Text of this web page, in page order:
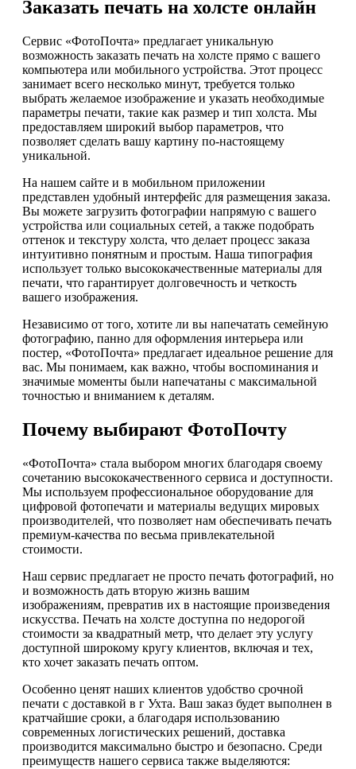
Заказать печать на холсте онлайн
Сервис «ФотоПочта» предлагает уникальную
возможность заказать печать на холсте прямо с вашего
компьютера или мобильного устройства. Этот процесс
занимает всего несколько минут, требуется только
выбрать желаемое изображение и указать необходимые
параметры печати, такие как размер и тип холста. Мы
предоставляем широкий выбор параметров, что
позволяет сделать вашу картину по-настоящему
уникальной.
На нашем сайте и в мобильном приложении
представлен удобный интерфейс для размещения заказа.
Вы можете загрузить фотографии напрямую с вашего
устройства или социальных сетей, а также подобрать
оттенок и текстуру холста, что делает процесс заказа
интуитивно понятным и простым. Наша типография
использует только высококачественные материалы для
печати, что гарантирует долговечность и четкость
вашего изображения.
Независимо от того, хотите ли вы напечатать семейную
фотографию, панно для оформления интерьера или
постер, «ФотоПочта» предлагает идеальное решение для
вас. Мы понимаем, как важно, чтобы воспоминания и
значимые моменты были напечатаны с максимальной
точностью и вниманием к деталям.
Почему выбирают ФотоПочту
«ФотоПочта» стала выбором многих благодаря своему
сочетанию высококачественного сервиса и доступности.
Мы используем профессиональное оборудование для
цифровой фотопечати и материалы ведущих мировых
производителей, что позволяет нам обеспечивать печать
премиум-качества по весьма привлекательной
стоимости.
Наш сервис предлагает не просто печать фотографий, но
и возможность дать вторую жизнь вашим
изображениям, превратив их в настоящие произведения
искусства. Печать на холсте доступна по недорогой
стоимости за квадратный метр, что делает эту услугу
доступной широкому кругу клиентов, включая и тех,
кто хочет заказать печать оптом.
Особенно ценят наших клиентов удобство срочной
печати с доставкой в г Ухта. Ваш заказ будет выполнен в
кратчайшие сроки, а благодаря использованию
современных логистических решений, доставка
производится максимально быстро и безопасно. Среди
преимуществ нашего сервиса также выделяются: